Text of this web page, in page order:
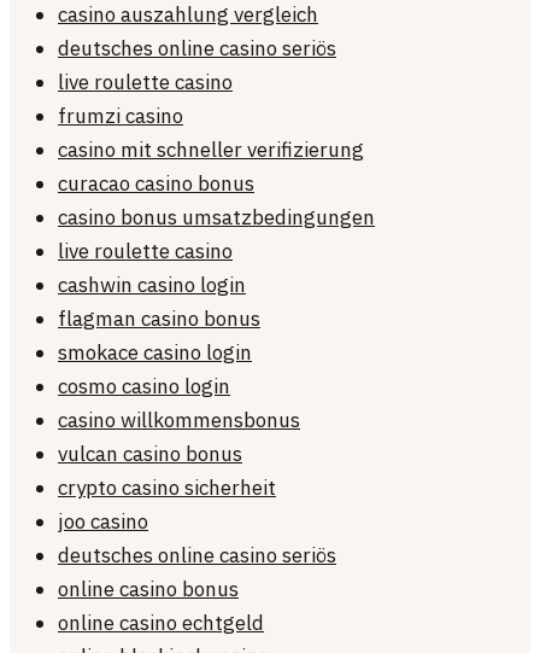
casino auszahlung vergleich
deutsches online casino seriös
live roulette casino
frumzi casino
casino mit schneller verifizierung
curacao casino bonus
casino bonus umsatzbedingungen
live roulette casino
cashwin casino login
flagman casino bonus
smokace casino login
cosmo casino login
casino willkommensbonus
vulcan casino bonus
crypto casino sicherheit
joo casino
deutsches online casino seriös
online casino bonus
online casino echtgeld